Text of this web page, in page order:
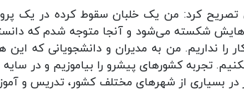
کرد: من یک خلبان سقوط کرده در یک
شکسته می‌شود و آنجا متوجه شدم که
را نداریم. من به مدیران و دانشجویانی که
تجربه کشورهای پیشرو را بیاموزیم و در
در بسیاری از شهرهای مختلف کشور، تدریس و